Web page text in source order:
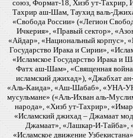
союз, Формат-18, Хизб ут-Тахрир,
Тахрир аш-Шам, Таухид валь-
«Свобода России» («Легион
Ичкерия», «Правый сектор»,
«Айдар», «Национальный корпус»,
Государство Ирака и Сирии»,
«Исламское Государство Ирака
Фатх аш-Шам», «Священная
исламский джихад»), «Джабхат
«Аль-Каида», «Аш-Шабаб», «УНА-
мусульмане» («Аль-Ихван аль-
народа», «Хизб ут-Тахрир»,
«Исламский джихад – Джамаат
Джамаат», «Лашкар-И-Тайба»,
«Исламское движение